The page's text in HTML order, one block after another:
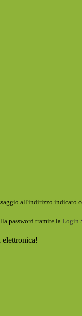
all'indirizzo indicato
password tramite la Login
elettronica!